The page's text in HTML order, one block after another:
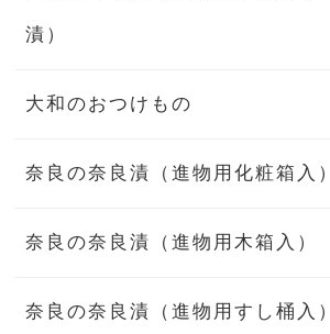
漬）
大和のおつけもの
奈良の奈良漬（進物用化粧箱入）
奈良の奈良漬（進物用木箱入）
奈良の奈良漬（進物用すし桶入）